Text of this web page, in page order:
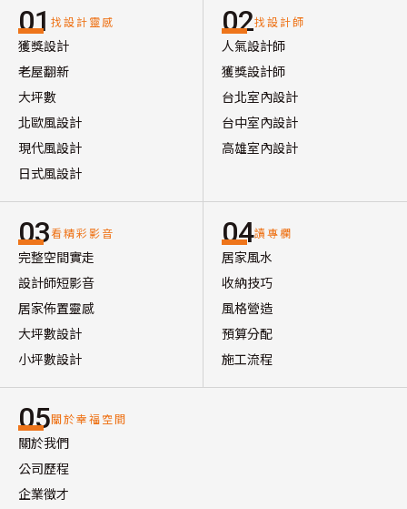
01 找設計靈感
獲獎設計
老屋翻新
大坪數
北歐風設計
現代風設計
日式風設計
02找設計師
人氣設計師
獲獎設計師
台北室內設計
台中室內設計
高雄室內設計
03看精彩影音
完整空間實走
設計師短影音
居家佈置靈感
大坪數設計
小坪數設計
04讀專欄
居家風水
收納技巧
風格營造
預算分配
施工流程
05關於幸福空間
關於我們
公司歷程
企業徵才